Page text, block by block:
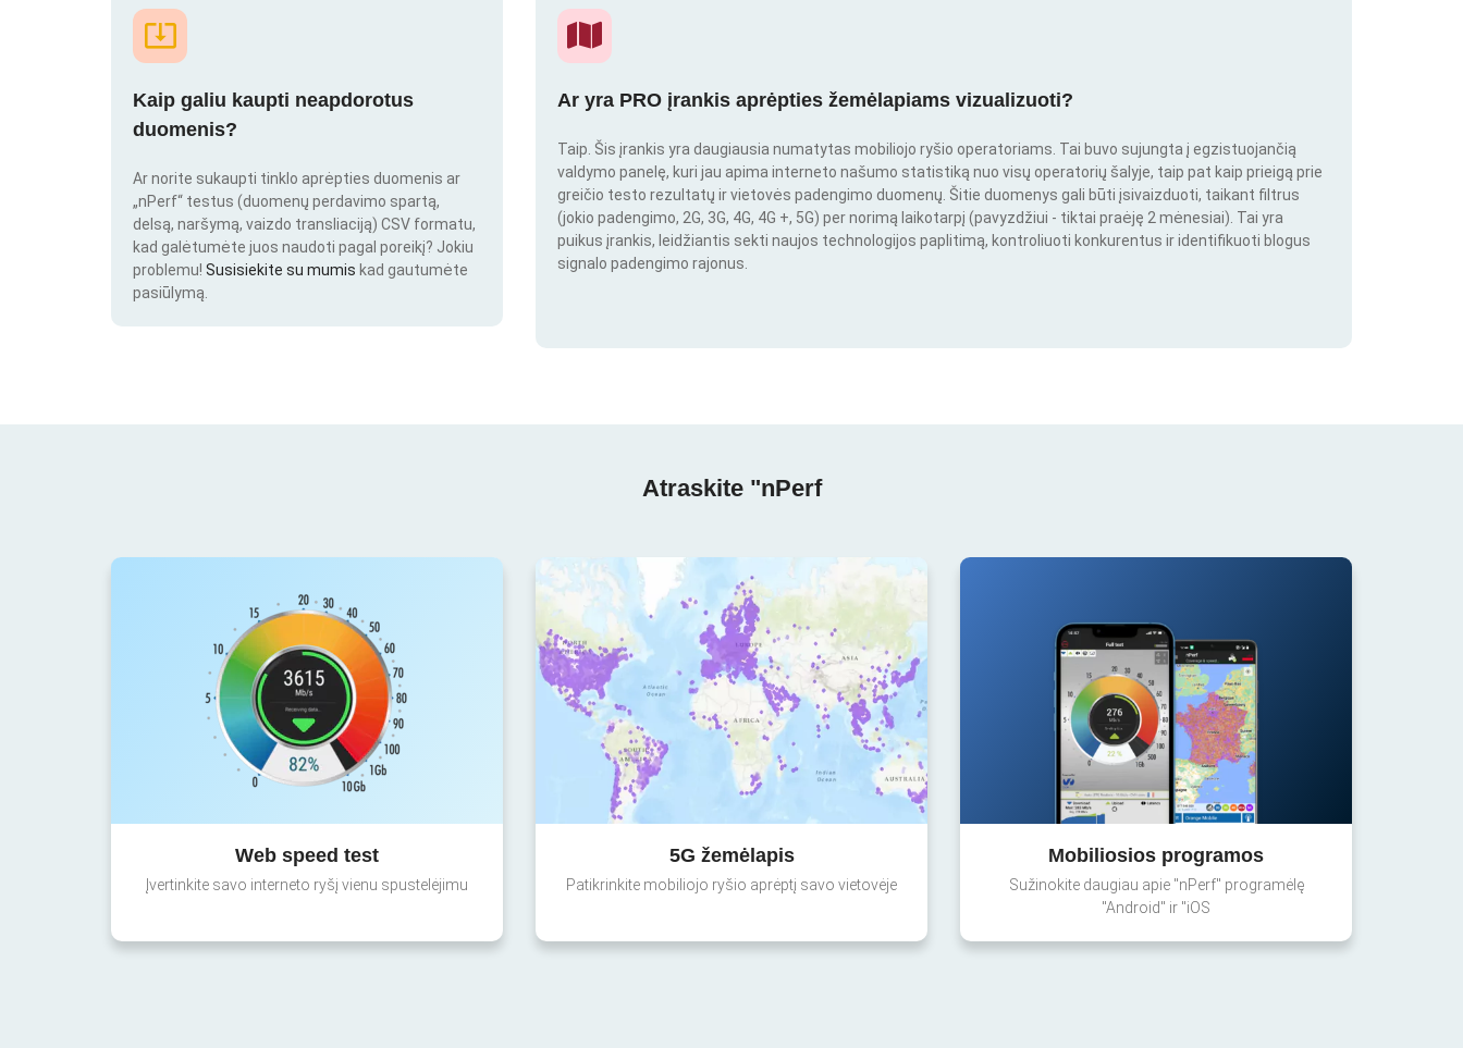
Kaip galiu kaupti neapdorotus
duomenis?
Ar norite sukaupti tinklo aprėpties duomenis ar
„nPerf“ testus (duomenų perdavimo spartą,
delsą, naršymą, vaizdo transliaciją) CSV formatu,
kad galėtumėte juos naudoti pagal poreikį? Jokiu
problemu! Susisiekite su mumis kad gautumėte
pasiūlymą.
Ar yra PRO įrankis aprėpties žemėlapiams vizualizuoti?
Taip. Šis įrankis yra daugiausia numatytas mobiliojo ryšio operatoriams. Tai buvo sujungta į egzistuojančią
valdymo panelę, kuri jau apima interneto našumo statistiką nuo visų operatorių šalyje, taip pat kaip prieigą prie
greičio testo rezultatų ir vietovės padengimo duomenų. Šitie duomenys gali būti įsivaizduoti, taikant filtrus
(jokio padengimo, 2G, 3G, 4G, 4G +, 5G) per norimą laikotarpį (pavyzdžiui - tiktai praėję 2 mėnesiai). Tai yra
puikus įrankis, leidžiantis sekti naujos technologijos paplitimą, kontroliuoti konkurentus ir identifikuoti blogus
signalo padengimo rajonus.
Atraskite "nPerf
Web speed test
Įvertinkite savo interneto ryšį vienu spustelėjimu
5G žemėlapis
Patikrinkite mobiliojo ryšio aprėptį savo vietovėje
Mobiliosios programos
Sužinokite daugiau apie "nPerf" programėlę
"Android" ir "iOS